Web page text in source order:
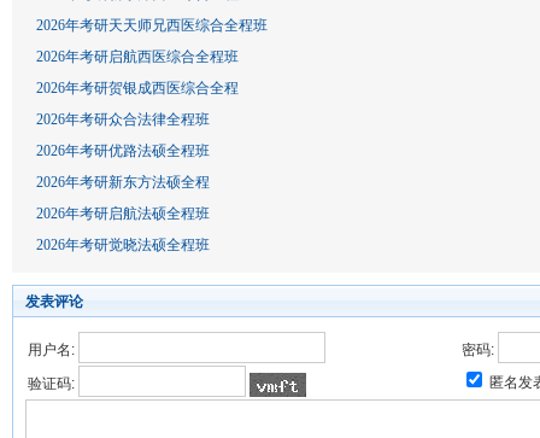
2026年考研天天师兄西医综合全程班
2026年考研启航西医综合全程班
2026年考研贺银成西医综合全程
2026年考研众合法律全程班
2026年考研优路法硕全程班
2026年考研新东方法硕全程
2026年考研启航法硕全程班
2026年考研觉晓法硕全程班
发表评论
用户名:
密码:
验证码:
匿名发